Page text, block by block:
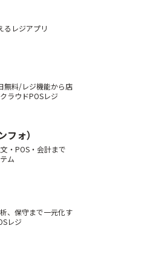
るレジアプリ
無料/レジ機能から店
ラウドPOSレジ
ォ）
・POS・会計まで
ム
、保守まで一元化す
レジ